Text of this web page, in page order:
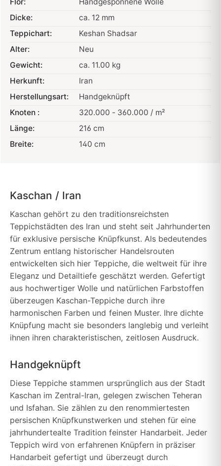
Dicke:
ca. 12 mm
Teppichart:
Keshan Shadsar
Alter:
Neu
Gewicht:
ca. 11.00 kg
Herkunft:
Iran
Herstellungsart:
Handgeknüpft
Knoten :
320.000 - 360.000 / m²
Länge:
216 cm
Breite:
140 cm
Kaschan / Iran
Kaschan gehört zu den traditionsreichsten
Teppichstädten des Iran und steht seit Jahrhunderten
für exklusive persische Knüpfkunst. Als bedeutendes
Zentrum entlang historischer Handelsrouten
entwickelten sich hier Teppiche, die weltweit für ihre
Eleganz und Detailtiefe geschätzt werden. Gefertigt
aus hochwertiger Wolle und natürlichen Farbstoffen
überzeugen Kaschan-Teppiche durch ihre
harmonischen Farben und feinen Muster. Ihre dichte
Knüpfung macht sie besonders langlebig und verleiht
ihnen ihren charakteristischen, zeitlosen Ausdruck.
Handgeknüpft
Diese Teppiche stammen ursprünglich aus der Stadt
Kaschan im Zentral-Iran, gelegen zwischen Teheran
und Isfahan. Sie zählen zu den renommiertesten
persischen Knüpfkunstwerken und stehen für eine
jahrhundertealte Tradition feinster Handarbeit. Jeder
Teppich wird von erfahrenen Knüpfern in präziser
Handarbeit gefertigt und überzeugt durch